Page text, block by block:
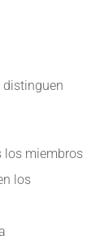
distinguen
los miembros
los